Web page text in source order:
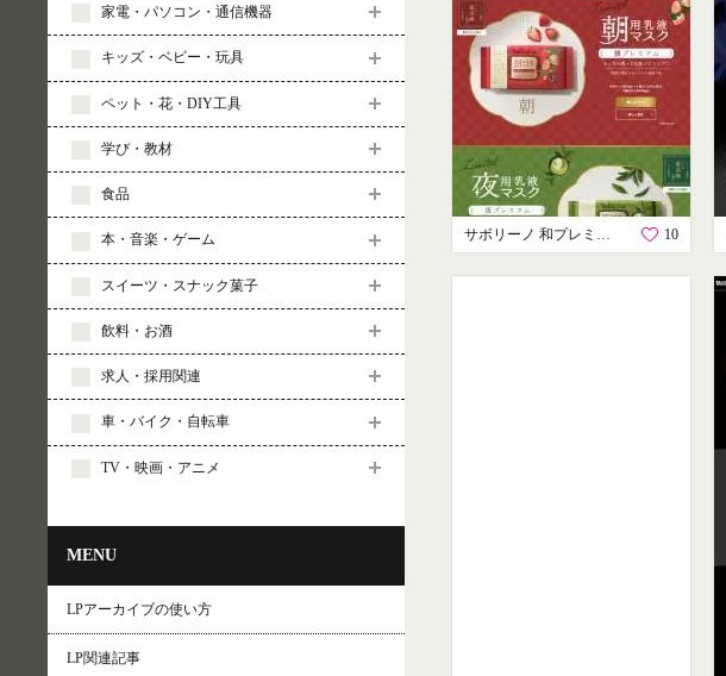
家電・パソコン・通信機器
キッズ・ベビー・玩具
ペット・花・DIY工具
学び・教材
食品
本・音楽・ゲーム
スイーツ・スナック菓子
飲料・お酒
求人・採用関連
車・バイク・自転車
TV・映画・アニメ
MENU
LPアーカイブの使い方
LP関連記事
サボリーノ 和プレミアム 10